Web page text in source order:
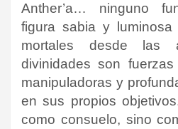
Anther’a… ninguno
figura sabia y
mortales desde las
divinidades son
manipuladoras y
en sus propios
como consuelo, sino